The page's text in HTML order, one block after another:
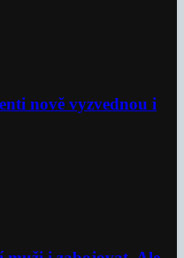
nově vyzvednou i